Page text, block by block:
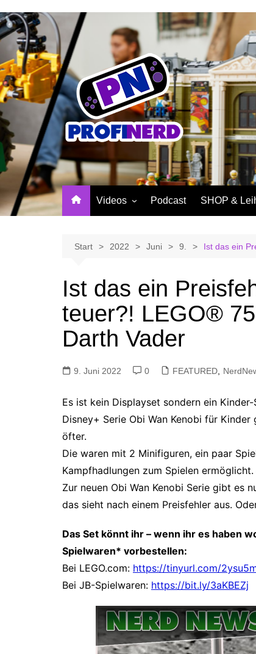
Inhalt
springen
Videos
Reviews
Tutorials
Projekte
Speedbuild
GAMEzeit
Retroecke
Building Bricks For
Podcast SHOP &
Sinnvolle
Warenkorb
Start 2022 Juni 9. Ist das ein
Ist das ein
teuer?! LEGO®
Darth Vader
9. Juni 2022 0 FEATURED
Es ist kein Displayset sondern ein
Disney+ Serie Obi Wan Kenobi für
öfter.
Die waren mit 2 Minifiguren, ein paar
Kampfhadlungen zum Spielen
Zur neuen Obi Wan Kenobi Serie gibt es
das sieht nach einem Preisfehler aus.
Das Set könnt ihr – wenn ihr es haben
Spielwaren* vorbestellen:
Bei LEGO.com: https://tinyurl.com/
Bei JB-Spielwaren: https://bit.ly/3aKBEZj